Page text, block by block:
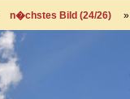
n�chstes Bild (24/26) »